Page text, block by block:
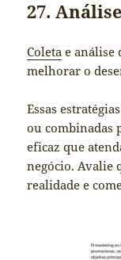
27.
Coleta e análise
melhorar o
Essas
ou combinadas
eficaz que
negócio. Avalie
realidade e